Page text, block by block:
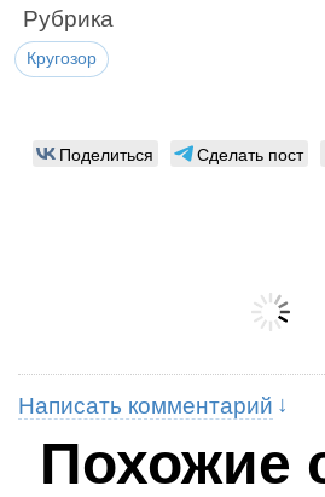
Рубрика
Кругозор
Поделиться Сделать пост
Написать комментарий
Похожие